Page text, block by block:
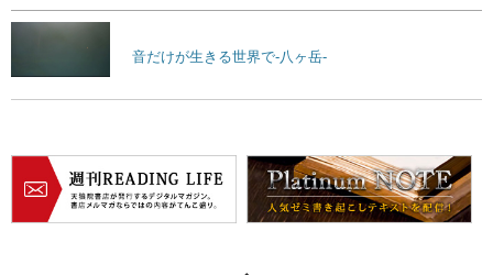
音だけが生きる世界で-八ヶ岳-